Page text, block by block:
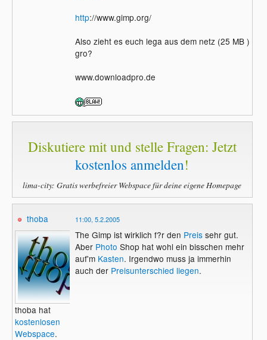
http://www.gimp.org/
Also zieht es euch lega aus dem netz (25 MB )
gro?
www.downloadpro.de
Diskutiere mit und stelle Fragen: Jetzt
kostenlos anmelden!
lima-city: Gratis werbefreier Webspace für deine eigene Homepage
thoba
thoba hat
kostenlosen
Webspace.
11:00, 5.2.2005
The Gimp ist wirklich f?r den Preissehr gut.
Aber Photo Shop hat wohl ein bisschen mehr
auf'm Kasten. Irgendwo muss ja immerhin
auch der Preisunterschied liegen.